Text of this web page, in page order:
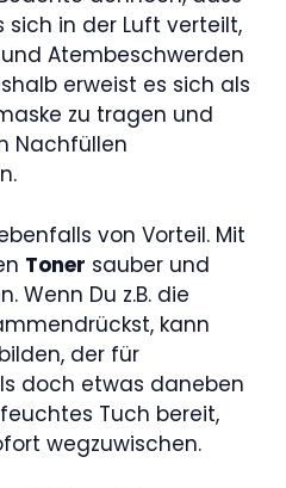
sich in der Luft verteilt,
Atembeschwerden
erweist es sich als
zu tragen und
Nachfüllen
von Vorteil. Mit
Toner sauber und
Wenn Du z.B. die
kann
der für
doch etwas daneben
Tuch bereit,
wegzuwischen.